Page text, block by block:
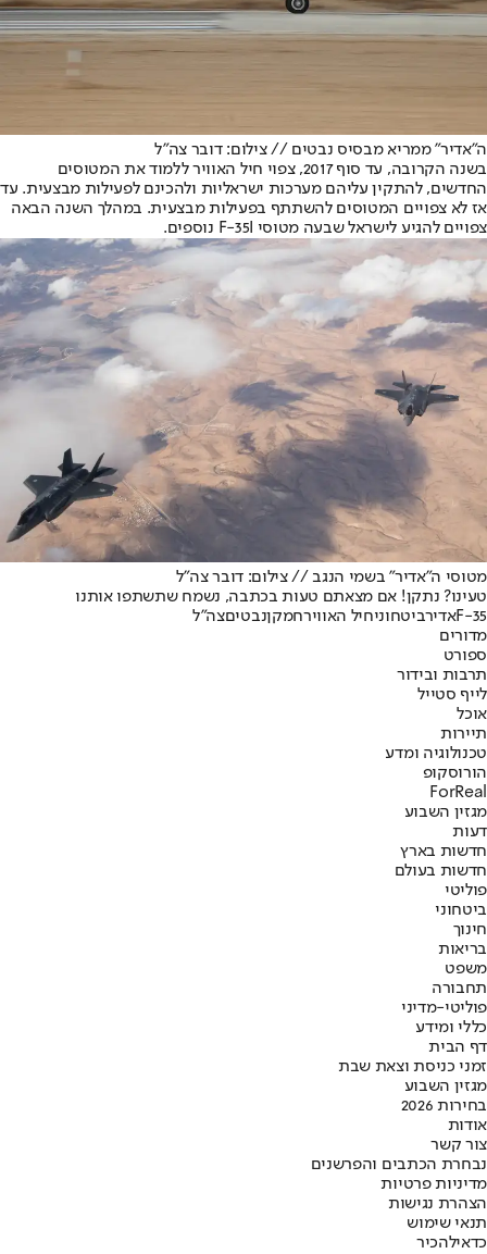
ה"אדיר" ממריא מבסיס נבטים // צילום: דובר צה"ל
בשנה הקרובה, עד סוף 2017, צפוי חיל האוויר ללמוד את המטוסים
החדשים, להתקין עליהם מערכות ישראליות ולהכינם לפעילות מבצעית. עד
אז לא צפויים המטוסים להשתתף בפעילות מבצעית. במהלך השנה הבאה
צפויים להגיע לישראל שבעה מטוסי F-35I נוספים.
מטוסי ה"אדיר" בשמי הנגב // צילום: דובר צה"ל
טעינו? נתקן! אם מצאתם טעות בכתבה, נשמח שתשתפו אותנו
F-35אדירביטחוניחיל האווירחמקןנבטיםצה"ל
מדורים
ספורט
תרבות ובידור
לייף סטייל
אוכל
תיירות
טכנולוגיה ומדע
הורוסקופ
ForReal
מגזין השבוע
דעות
חדשות בארץ
חדשות בעולם
פוליטי
ביטחוני
חינוך
בריאות
משפט
תחבורה
פוליטי-מדיני
כללי ומידע
דף הבית
זמני כניסת וצאת שבת
מגזין השבוע
בחירות 2026
אודות
צור קשר
נבחרת הכתבים והפרשנים
מדיניות פרטיות
הצהרת נגישות
תנאי שימוש
כדאילהכיר